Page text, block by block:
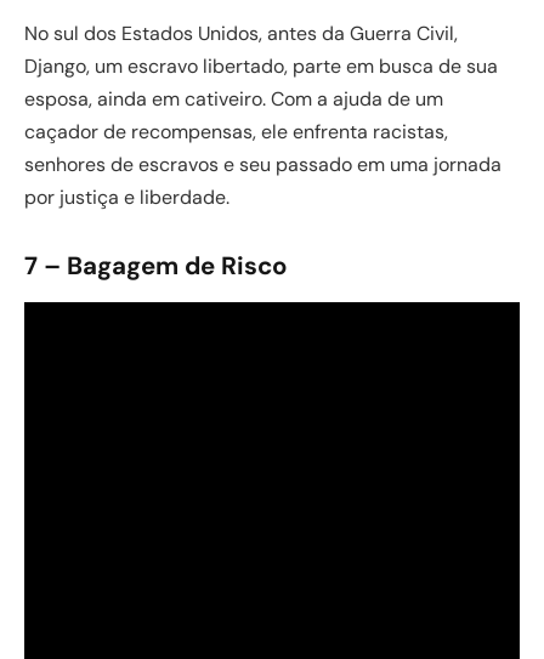
No sul dos Estados Unidos, antes da Guerra Civil,
Django, um escravo libertado, parte em busca de sua
esposa, ainda em cativeiro. Com a ajuda de um
caçador de recompensas, ele enfrenta racistas,
senhores de escravos e seu passado em uma jornada
por justiça e liberdade.
7 – Bagagem de Risco